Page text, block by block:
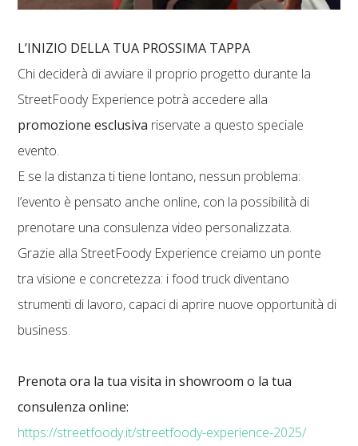
L’INIZIO DELLA TUA PROSSIMA TAPPA
Chi deciderà di avviare il proprio progetto durante la
StreetFoody Experience potrà accedere alla
promozione esclusiva riservate a questo speciale
evento.
E se la distanza ti tiene lontano, nessun problema:
l’evento è pensato anche online, con la possibilità di
prenotare una consulenza video personalizzata.
Grazie alla StreetFoody Experience creiamo un ponte
tra visione e concretezza: i food truck diventano
strumenti di lavoro, capaci di aprire nuove opportunità di
business.
Prenota ora la tua visita in showroom o la tua
consulenza online:
https://streetfoody.it/streetfoody-experience-2025/